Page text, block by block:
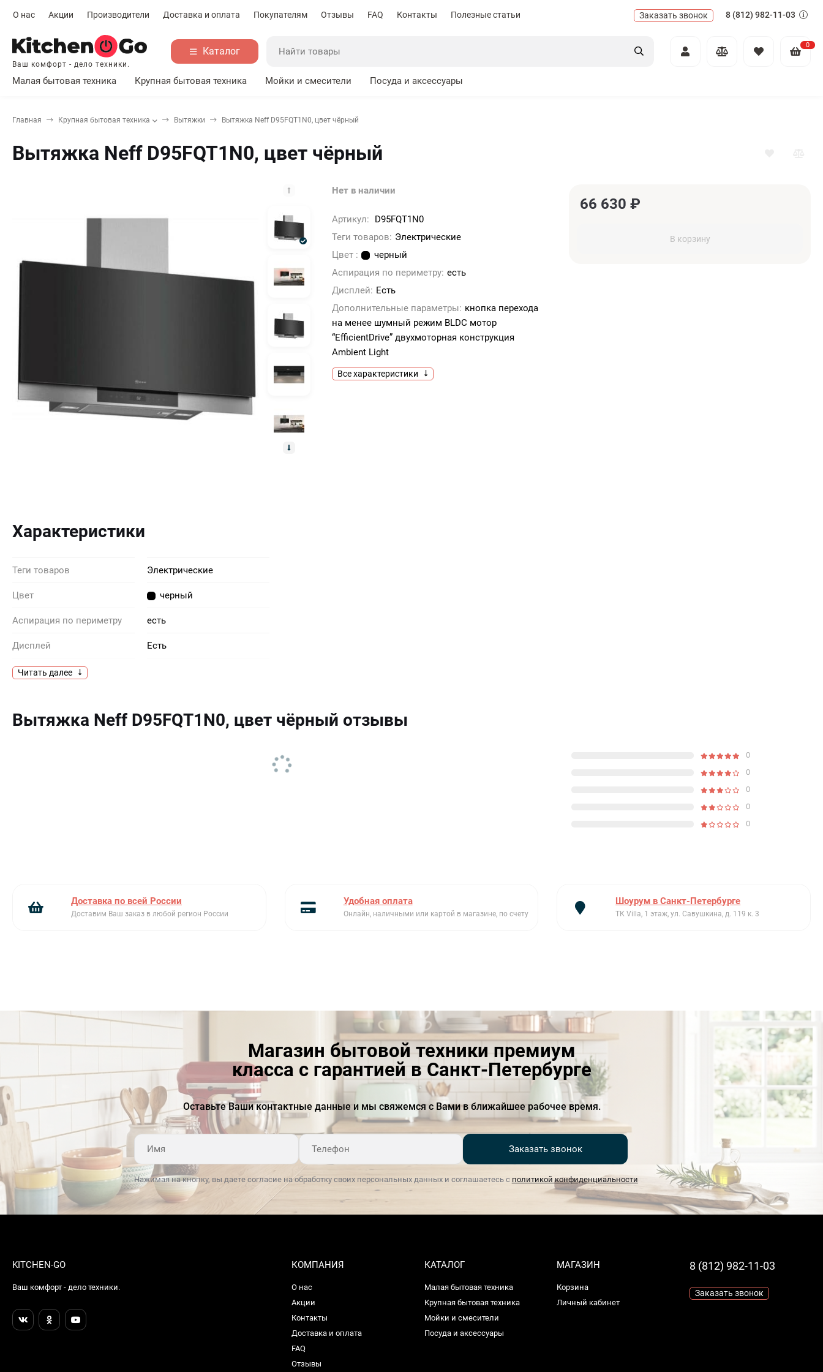
О нас Акции Производители Доставка и оплата Покупателям Отзывы FAQ Контакты Полезные статьи Заказать звонок 8 (812) 982-11-03
Ваш комфорт - дело техники.
Каталог
0
Малая бытовая техника Крупная бытовая техника Мойки и смесители Посуда и аксессуары
Главная Крупная бытовая техника Вытяжки Вытяжка Neff D95FQT1N0, цвет чёрный
Вытяжка Neff D95FQT1N0, цвет чёрный
Нет в наличии
Артикул:
D95FQT1N0
Теги товаров: Электрические
Цвет :
черный
Аспирация по периметру: есть
Дисплей: Есть
Дополнительные параметры: кнопка перехода
на менее шумный режим BLDC мотор
“EfficientDrive” двухмоторная конструкция
Ambient Light
Все характеристики
66 630 ₽
В корзину
Характеристики
Теги товаров Электрические
Цвет черный
Аспирация по периметру есть
Дисплей Есть
Дополнительные
параметры
Ambient Light
Количество двигателей 2
шума
стекло
Напряжение
220-240
Освещение рабочего места есть
Производительность, м3/ч 730
Расположение элементов
управления
Регулировка яркости
освещения ( функция
есть
Тип освещения
Читать далее
Вытяжка Neff D95FQT1N0, цвет чёрный отзывы
0
0
0
0
0
Доставка по всей России
Доставим Ваш заказ в любой регион России
Удобная оплата
Онлайн, наличными или картой в магазине, по счету
Шоурум в Санкт-Петербурге
ТК Villa, 1 этаж, ул. Савушкина, д. 119 к. 3
Магазин бытовой техники премиум
класса с гарантией в Санкт-Петербурге
Оставьте Ваши контактные данные и мы свяжемся с Вами в ближайшее рабочее время.
Заказать звонок
Нажимая на кнопку, вы даете согласие на обработку своих персональных данных и соглашаетесь с политикой конфиденциальности
KITCHEN-GO
Ваш комфорт - дело техники.
КОМПАНИЯ
О нас
Акции
Контакты
Доставка и оплата
FAQ
Отзывы
КАТАЛОГ
Малая бытовая техника
Крупная бытовая техника
Мойки и смесители
Посуда и аксессуары
МАГАЗИН
Корзина
Личный кабинет
8 (812) 982-11-03
Заказать звонок